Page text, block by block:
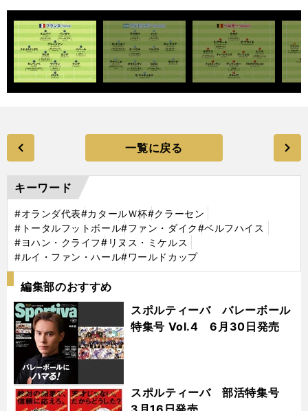
一覧に戻る
キーワード
#オランダ代表#カタールＷ杯#クラーセン
#トータルフットボール#ファン・ダイク#ベルフハイス
#ヨハン・クライフ#リヌス・ミケルス
#ルイ・ファン・ハール#ワールドカップ
編集部のおすすめ
スポルティーバ バレーボール
特集号 Vol.4 6月30日発売
スポルティーバ 部活特集号